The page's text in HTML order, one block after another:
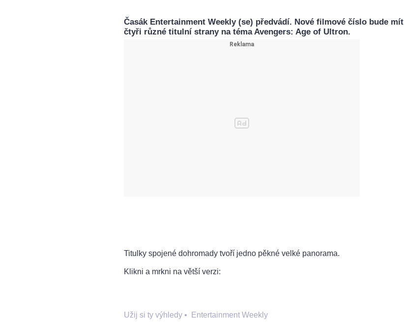
Časák Entertainment Weekly (se) předvádí. Nové filmové číslo bude mít
čtyři různé titulní strany na téma Avengers: Age of Ultron.
Titulky spojené dohromady tvoří jedno pěkné velké panorama.
Klikni a mrkni na větší verzi:
Užij si ty výhledy • Entertainment Weekly